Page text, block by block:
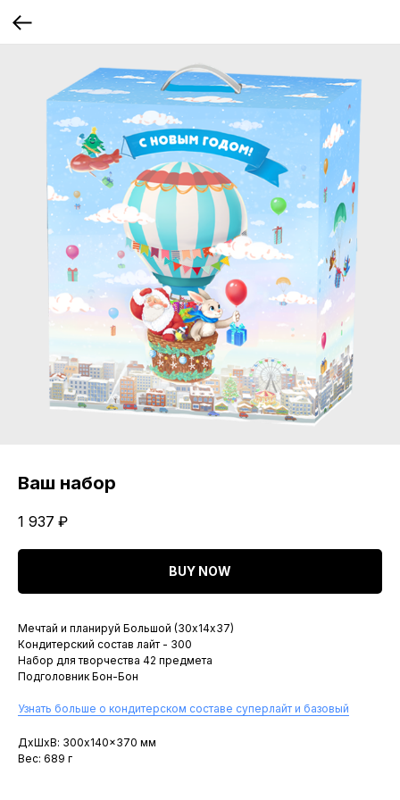
Ваш набор
1 937 ₽
BUY NOW
Мечтай и планируй Большой (30х14х37)
Кондитерский состав лайт - 300
Набор для творчества 42 предмета
Подголовник Бон-Бон
Узнать больше о кондитерском составе суперлайт и базовый
ДxШxВ: 300x140x370 мм
Вес: 689 г